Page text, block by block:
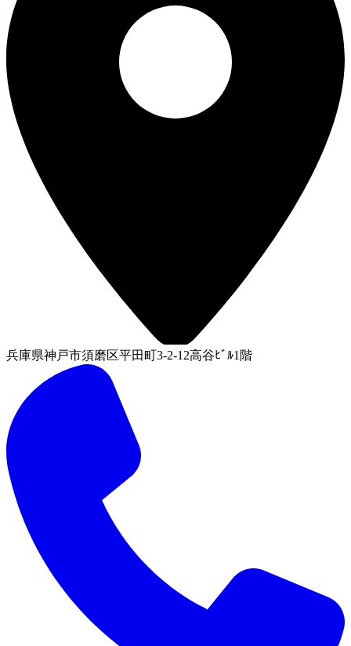
兵庫県神戸市須磨区平田町3-2-12高谷ﾋﾞﾙ1階